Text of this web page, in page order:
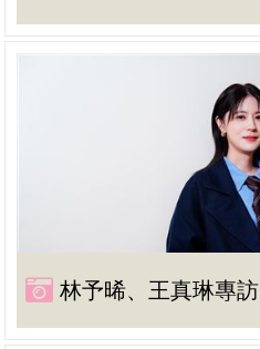
林予晞、王真琳專訪